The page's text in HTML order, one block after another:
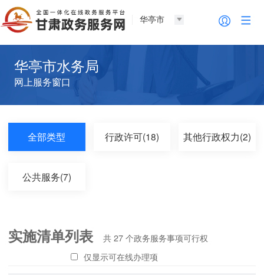
华亭市
华亭市水务局
网上服务窗口
全部类型 行政许可(18) 其他行政权力(2)
公共服务(7)
实施清单列表 共27 个政务服务事项可行权
仅显示可在线办理项